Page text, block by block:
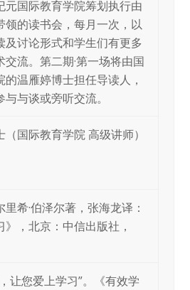
元国际教育学院筹划执行由
领的读书会，每月一次，以
及讨论形式和学生们有更多
交流。第二期·第一场将由国
的温雁婷博士担任导读人，
与谈或旁听交流。
国际教育学院 高级讲师）
⾥希·伯泽尔著，张海龙译：
》，北京：中信出版社，
让您爱上学习”。《有效学